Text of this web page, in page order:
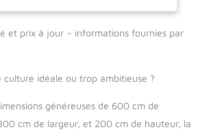
leur croissance au
et prix à jour – informations fournies par
culture idéale ou trop ambitieuse ?
généreuses de 600 cm de
cm de largeur, et 200 cm de hauteur, la